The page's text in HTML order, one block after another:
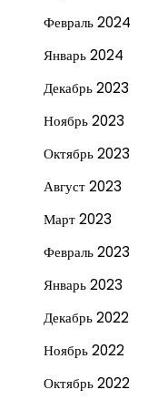
Февраль 2024
Январь 2024
Декабрь 2023
Ноябрь 2023
Октябрь 2023
Август 2023
Март 2023
Февраль 2023
Январь 2023
Декабрь 2022
Ноябрь 2022
Октябрь 2022